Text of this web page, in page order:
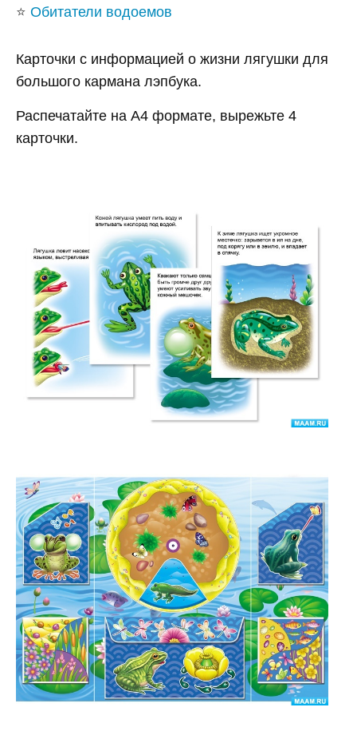
⭐ Обитатели водоемов
Карточки с информацией о жизни лягушки для
большого кармана лэпбука.
Распечатайте на А4 формате, вырежьте 4
карточки.